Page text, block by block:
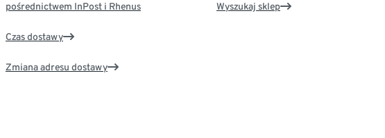
pośrednictwem InPost i Rhenus
Czas dostawy
Zmiana adresu dostawy
Wyszukaj sklep